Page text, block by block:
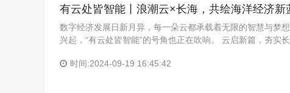
有云处皆智能丨浪潮云×长海，共绘海洋经济新
数字经济发展日新月异，每一朵云都承载着无限的智慧与梦
兴起，“有云处皆智能”的号角也正在吹响。 云启新篇，夯实
时间:2024-09-19 16:45:42